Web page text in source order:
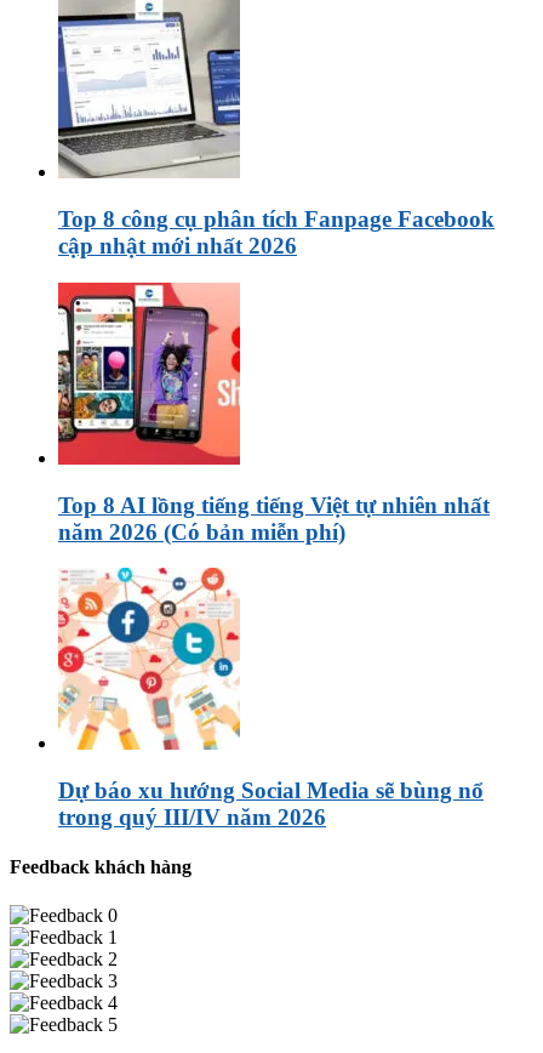
Top 8 công cụ phân tích Fanpage Facebook
cập nhật mới nhất 2026
Top 8 AI lồng tiếng tiếng Việt tự nhiên nhất
năm 2026 (Có bản miễn phí)
Dự báo xu hướng Social Media sẽ bùng nổ
trong quý III/IV năm 2026
Feedback khách hàng